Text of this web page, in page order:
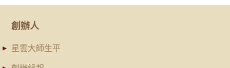
創辦人
星雲大師生平